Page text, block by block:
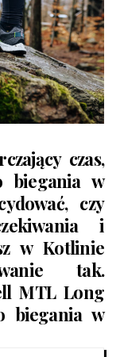
czas,
biegania w
czy
i
w Kotlinie
tak.
MTL Long
biegania w